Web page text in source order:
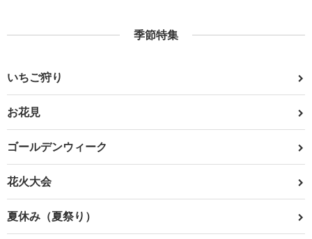
季節特集
いちご狩り
お花見
ゴールデンウィーク
花火大会
夏休み（夏祭り）